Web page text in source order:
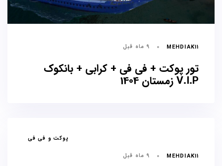
MEHDIAK11 9 ماه قبل
تور پوکت + فی فی + کرابی + بانکوک
V.I.P زمستان 1404
پوکت و فی فی
MEHDIAK11 9 ماه قبل